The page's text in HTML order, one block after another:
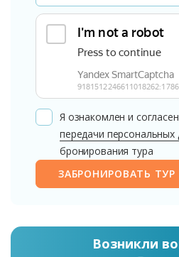
Я ознакомлен и
передачи персональных
бронирования тура
ЗАБРОНИРОВАТЬ ТУР
Возникли